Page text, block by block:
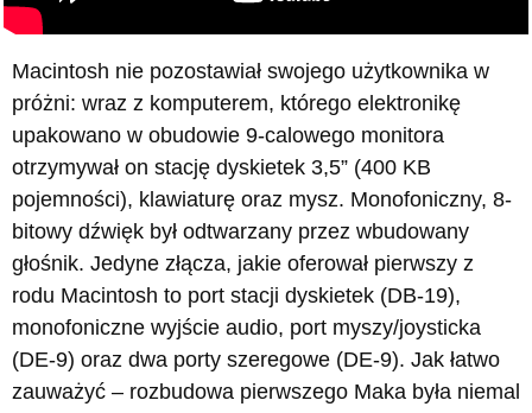
Macintosh nie pozostawiał swojego użytkownika w
próżni: wraz z komputerem, którego elektronikę
upakowano w obudowie 9-calowego monitora
otrzymywał on stację dyskietek 3,5” (400 KB
pojemności), klawiaturę oraz mysz. Monofoniczny, 8-
bitowy dźwięk był odtwarzany przez wbudowany
głośnik. Jedyne złącza, jakie oferował pierwszy z
rodu Macintosh to port stacji dyskietek (DB-19),
monofoniczne wyjście audio, port myszy/joysticka
(DE-9) oraz dwa porty szeregowe (DE-9). Jak łatwo
zauważyć – rozbudowa pierwszego Maka była niemal